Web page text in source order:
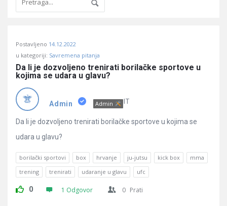
Učene
Latest
Pitanja
Postavljeno 14.12.2022
u kategoriji: Savremena pitanja
Da li je dozvoljeno trenirati borilačke sportove u
kojima se udara u glavu?
Admin Admin IT
Da li je dozvoljeno trenirati borilačke sportove u kojima se
udara u glavu?
borilački sportovi box hrvanje ju-jutsu kick box
mma
trening
trenirati udaranje u glavu ufc
0 1 Odgovor 0 Prati